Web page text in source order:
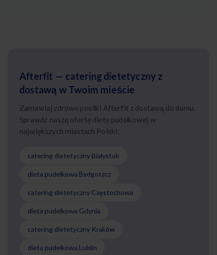
Afterfit — catering dietetyczny z
dostawą w Twoim mieście
Zamawiaj zdrowe posiłki Afterfit z dostawą do domu.
Sprawdź naszą ofertę diety pudełkowej w
największych miastach Polski:
catering dietetyczny Białystok
dieta pudełkowa Bydgoszcz
catering dietetyczny Częstochowa
dieta pudełkowa Gdynia
catering dietetyczny Kraków
dieta pudełkowa Lublin